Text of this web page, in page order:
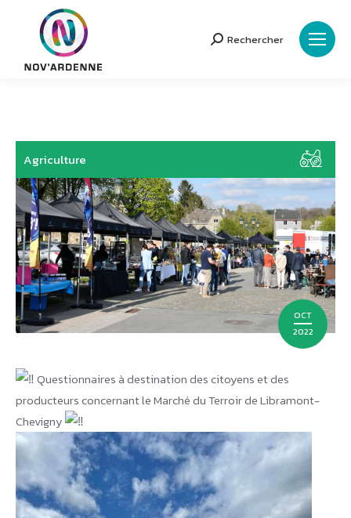
Search:
Rechercher
OCT
2022
Agriculture
Questionnaires à destination des citoyens et des
producteurs concernant le Marché du Terroir de Libramont-
Chevigny